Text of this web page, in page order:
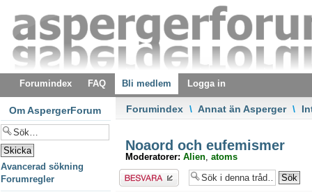
Forumindex FAQ Bli medlem Logga in
Forumindex \ Annat än Asperger \
Noaord och eufemismer
Moderatorer: Alien, atoms
Besvara
Om AspergerForum
Avancerad sökning
Forumregler